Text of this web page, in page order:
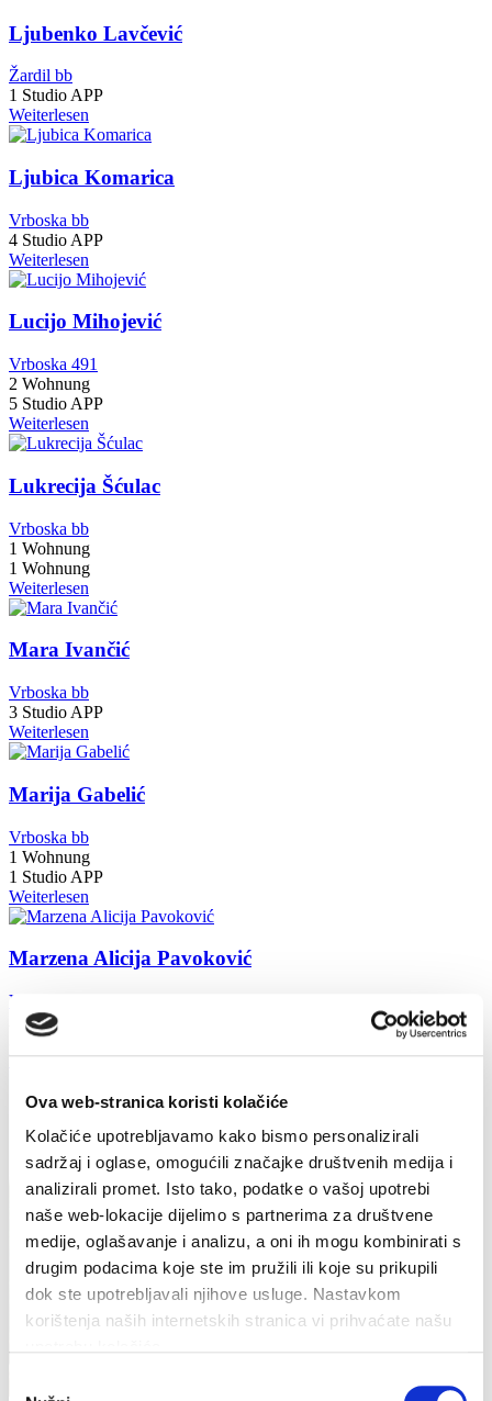
Ova web-stranica koristi kolačiće
Kolačiće upotrebljavamo kako bismo personalizirali
sadržaj i oglase, omogućili značajke društvenih medija i
analizirali promet. Isto tako, podatke o vašoj upotrebi
naše web-lokacije dijelimo s partnerima za društvene
medije, oglašavanje i analizu, a oni ih mogu kombinirati s
drugim podacima koje ste im pružili ili koje su prikupili
dok ste upotrebljavali njihove usluge. Nastavkom
korištenja naših internetskih stranica vi prihvaćate našu
Ljubenko Lavčević
Žardil bb
1 Studio APP
Weiterlesen
Ljubica Komarica
Vrboska bb
4 Studio APP
Weiterlesen
Lucijo Mihojević
Vrboska 491
2 Wohnung
5 Studio APP
Weiterlesen
Lukrecija Šćulac
Vrboska bb
1 Wohnung
1 Wohnung
Weiterlesen
Mara Ivančić
Vrboska bb
3 Studio APP
Weiterlesen
Marija Gabelić
Vrboska bb
1 Wohnung
1 Studio APP
Weiterlesen
Marzena Alicija Pavoković
Vrboska bb
2 Wohnung
3 Studio APP
Weiterlesen